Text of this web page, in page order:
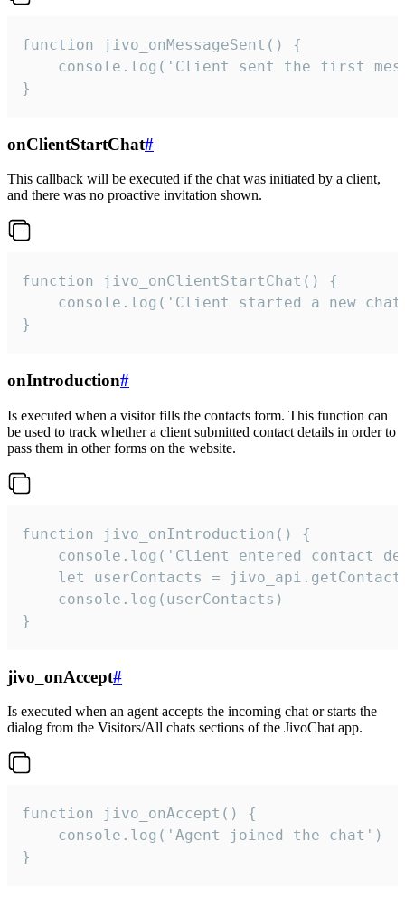
function jivo_onMessageSent() {
console.log('Client sent the first
}
onClientStartChat#
This callback will be executed if the chat was initiated by a client,
and there was no proactive invitation shown.
function jivo_onClientStartChat() {
console.log('Client started a new
}
onIntroduction#
Is executed when a visitor fills the contacts form. This function can
be used to track whether a client submitted contact details in order to
pass them in other forms on the website.
function jivo_onIntroduction() {
console.log('Client entered contact
let userContacts =
    console.log(userContacts)
}
jivo_onAccept#
Is executed when an agent accepts the incoming chat or starts the
dialog from the Visitors/All chats sections of the JivoChat app.
function jivo_onAccept() {
}